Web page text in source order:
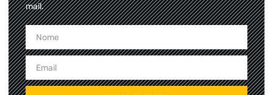
mail.